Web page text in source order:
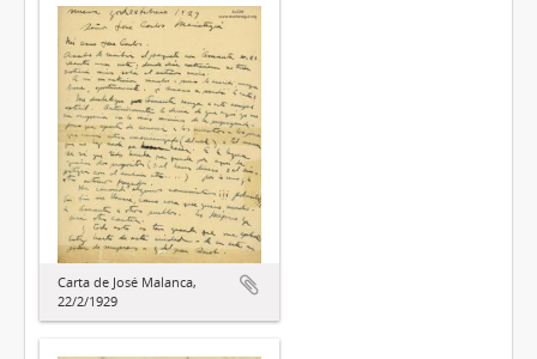
Carta de José Malanca,
22/2/1929